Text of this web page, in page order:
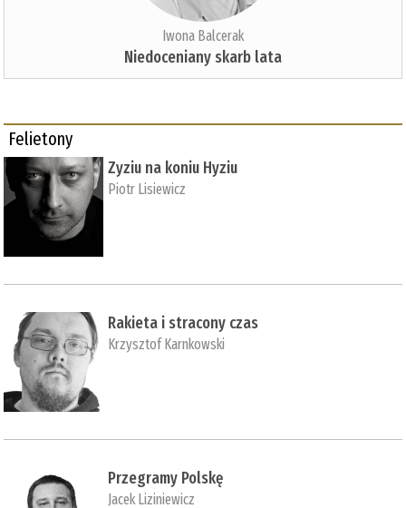
Iwona Balcerak
Niedoceniany skarb lata
Felietony
Zyziu na koniu Hyziu
Piotr Lisiewicz
Rakieta i stracony czas
Krzysztof Karnkowski
Przegramy Polskę
Jacek Liziniewicz